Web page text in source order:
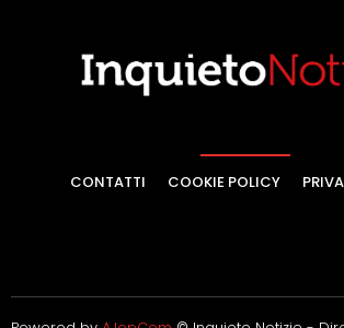
CONTATTI COOKIE POLICY